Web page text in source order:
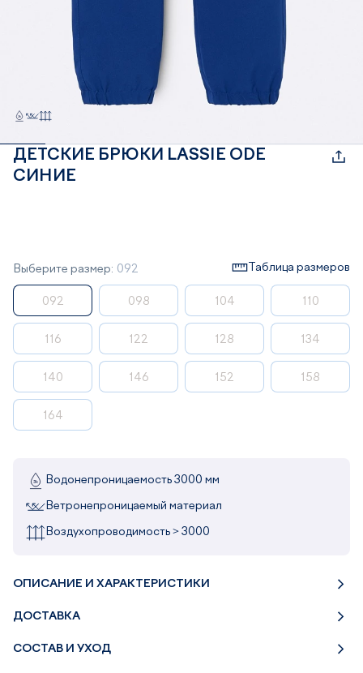
ДЕТСКИЕ БРЮКИ LASSIE ODE
СИНИЕ
Выберите размер: 092 Таблица размеров
092 098 104 110
116 122 128 134
140 146 152 158
164
Водонепроницаемость 3000 мм
Ветронепроницаемый материал
Воздухопроводимость > 3000
ОПИСАНИЕ И ХАРАКТЕРИСТИКИ
ДОСТАВКА
СОСТАВ И УХОД